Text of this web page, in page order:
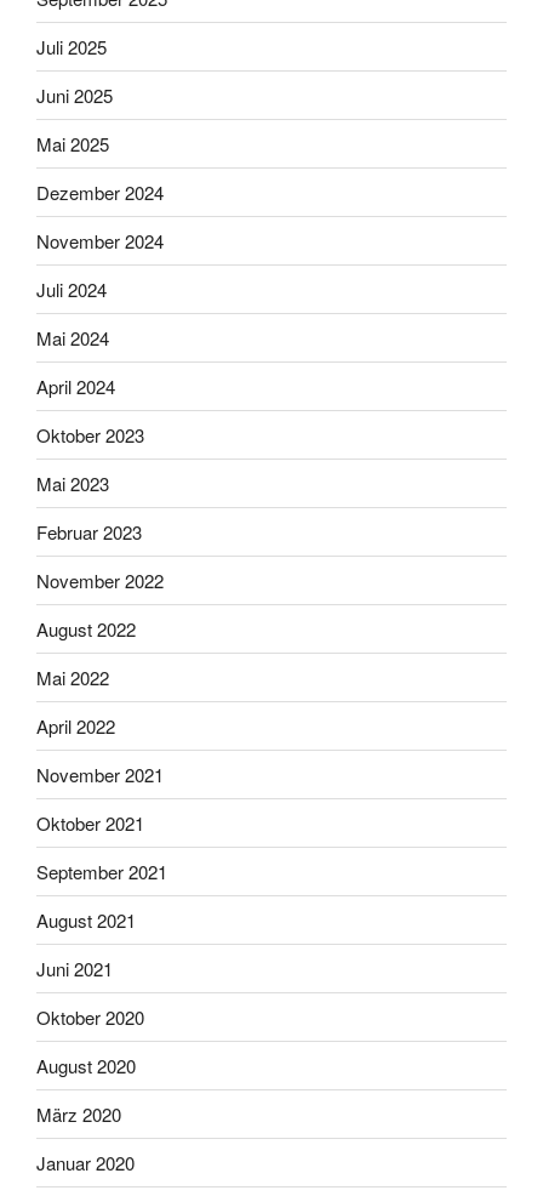
Juli 2025
Juni 2025
Mai 2025
Dezember 2024
November 2024
Juli 2024
Mai 2024
April 2024
Oktober 2023
Mai 2023
Februar 2023
November 2022
August 2022
Mai 2022
April 2022
November 2021
Oktober 2021
September 2021
August 2021
Juni 2021
Oktober 2020
August 2020
März 2020
Januar 2020